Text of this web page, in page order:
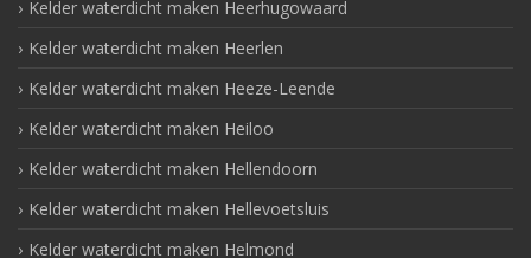
Kelder waterdicht maken Heerhugowaard
Kelder waterdicht maken Heerlen
Kelder waterdicht maken Heeze-Leende
Kelder waterdicht maken Heiloo
Kelder waterdicht maken Hellendoorn
Kelder waterdicht maken Hellevoetsluis
Kelder waterdicht maken Helmond